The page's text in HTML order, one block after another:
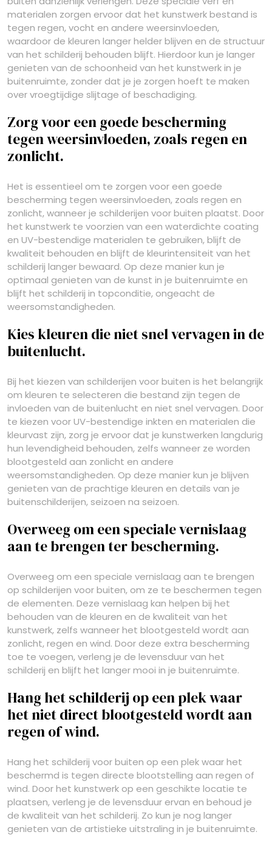
materialen zorgen ervoor dat het kunstwerk bestand is
tegen regen, vocht en andere weersinvloeden,
waardoor de kleuren langer helder blijven en de structuur
van het schilderij behouden blijft. Hierdoor kun je langer
genieten van de schoonheid van het kunstwerk in je
buitenruimte, zonder dat je je zorgen hoeft te maken
over vroegtijdige slijtage of beschadiging.
Zorg voor een goede bescherming
tegen weersinvloeden, zoals regen en
zonlicht.
Het is essentieel om te zorgen voor een goede
bescherming tegen weersinvloeden, zoals regen en
zonlicht, wanneer je schilderijen voor buiten plaatst. Door
het kunstwerk te voorzien van een waterdichte coating
en UV-bestendige materialen te gebruiken, blijft de
kwaliteit behouden en blijft de kleurintensiteit van het
schilderij langer bewaard. Op deze manier kun je
optimaal genieten van de kunst in je buitenruimte en
blijft het schilderij in topconditie, ongeacht de
weersomstandigheden.
Kies kleuren die niet snel vervagen in de
buitenlucht.
Bij het kiezen van schilderijen voor buiten is het belangrijk
om kleuren te selecteren die bestand zijn tegen de
invloeden van de buitenlucht en niet snel vervagen. Door
te kiezen voor UV-bestendige inkten en materialen die
kleurvast zijn, zorg je ervoor dat je kunstwerken langdurig
hun levendigheid behouden, zelfs wanneer ze worden
blootgesteld aan zonlicht en andere
weersomstandigheden. Op deze manier kun je blijven
genieten van de prachtige kleuren en details van je
buitenschilderijen, seizoen na seizoen.
Overweeg om een speciale vernislaag
aan te brengen ter bescherming.
Overweeg om een speciale vernislaag aan te brengen
op schilderijen voor buiten, om ze te beschermen tegen
de elementen. Deze vernislaag kan helpen bij het
behouden van de kleuren en de kwaliteit van het
kunstwerk, zelfs wanneer het blootgesteld wordt aan
zonlicht, regen en wind. Door deze extra bescherming
toe te voegen, verleng je de levensduur van het
schilderij en blijft het langer mooi in je buitenruimte.
Hang het schilderij op een plek waar
het niet direct blootgesteld wordt aan
regen of wind.
Hang het schilderij voor buiten op een plek waar het
beschermd is tegen directe blootstelling aan regen of
wind. Door het kunstwerk op een geschikte locatie te
plaatsen, verleng je de levensduur ervan en behoud je
de kwaliteit van het schilderij. Zo kun je nog langer
genieten van de artistieke uitstraling in je buitenruimte.